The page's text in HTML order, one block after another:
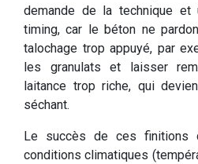
demande de la technique et
timing, car le béton ne
talochage trop appuyé, par
les granulats et laisser
laitance trop riche, qui
séchant.
Le succès de ces finitions
conditions climatiques